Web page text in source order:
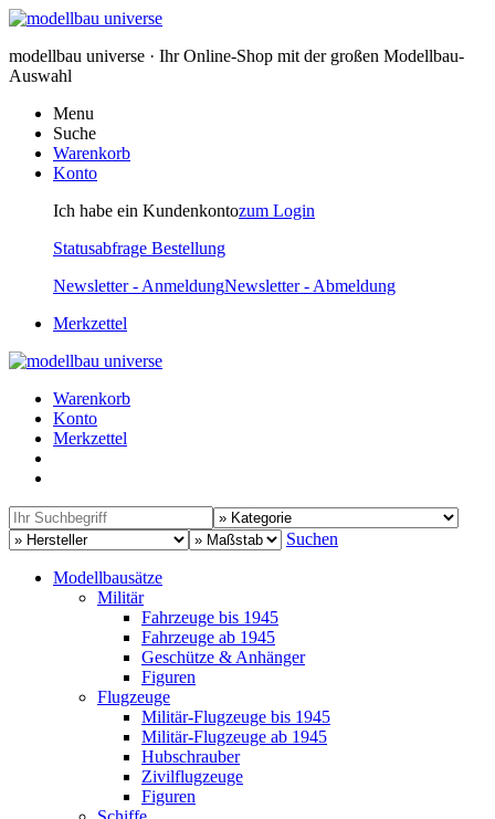
modellbau universe · Ihr Online-Shop mit der großen Modellbau-
Auswahl
Menu
Suche
Warenkorb
Konto
Ich habe ein Kundenkontozum Login
Statusabfrage Bestellung
Newsletter - AnmeldungNewsletter - Abmeldung
Merkzettel
Warenkorb
Konto
Merkzettel
Suchen
Modellbausätze
Militär
Fahrzeuge bis 1945
Fahrzeuge ab 1945
Geschütze & Anhänger
Figuren
Flugzeuge
Militär-Flugzeuge bis 1945
Militär-Flugzeuge ab 1945
Hubschrauber
Zivilflugzeuge
Figuren